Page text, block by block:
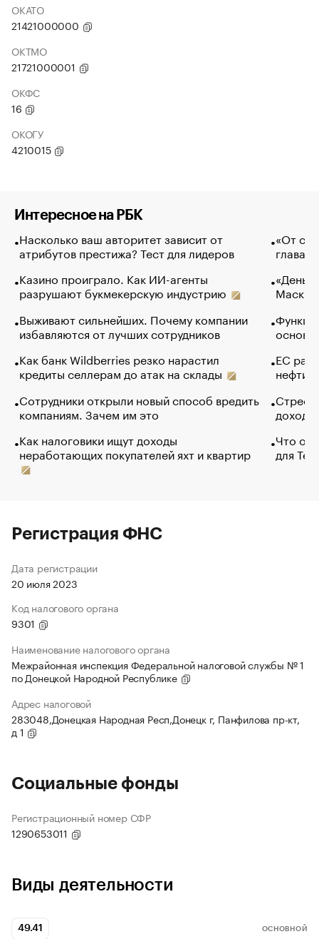
ОКАТО
21421000000
ОКТМО
21721000001
ОКФС
16
ОКОГУ
4210015
Интересное на РБК
Насколько ваш авторитет зависит от
атрибутов престижа? Тест для лидеров
Казино проиграло. Как ИИ-агенты
разрушают букмекерскую индустрию
Выживают сильнейших. Почему компании
избавляются от лучших сотрудников
Как банк Wildberries резко нарастил
кредиты селлерам до атак на склады
Сотрудники открыли новый способ вредить
компаниям. Зачем им это
Как налоговики ищут доходы
неработающих покупателей яхт и квартир
«От
глава
Маск в
основ
ЕС
нефти
Что
для
Регистрация ФНС
Дата регистрации
20 июля 2023
Код налогового органа
9301
Наименование налогового органа
Межрайонная инспекция Федеральной налоговой службы № 1
по Донецкой Народной Республике
Адрес налоговой
283048,Донецкая Народная Респ,Донецк г, Панфилова пр-кт,
д 1
Социальные фонды
Регистрационный номер СФР
1290653011
Виды деятельности
49.41 ОСНОВНОЙ